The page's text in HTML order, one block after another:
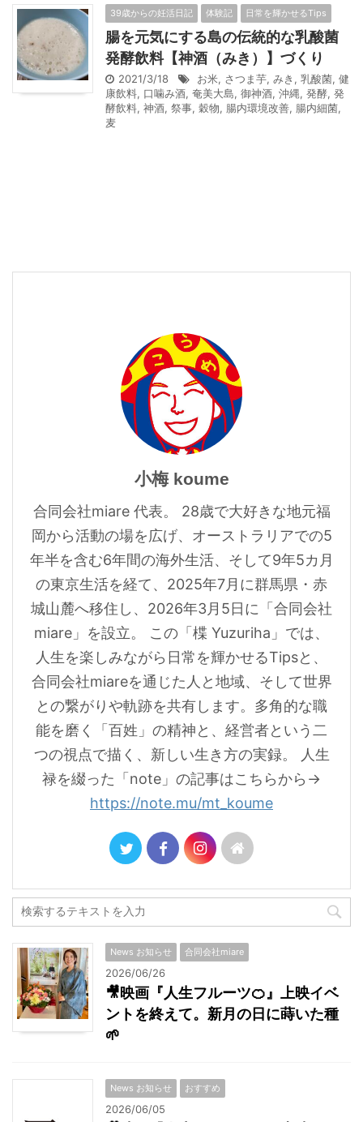
39歳からの妊活日記 体験記 日常を輝かせるTips
腸を元気にする島の伝統的な乳酸菌
発酵飲料【神酒（みき）】づくり
2021/3/18 お米, さつま芋, みき , 乳酸菌, 健
康飲料, 口噛み酒, 奄美大島, 御神酒, 沖縄, 発酵, 発
酵飲料, 神酒, 祭事, 穀物, 腸内環境改善, 腸内細菌,
麦
小梅 koume
合同会社miare 代表。 28歳で大好きな地元福
岡から活動の場を広げ、オーストラリアでの5
年半を含む6年間の海外生活、そして9年5カ月
の東京生活を経て、2025年7月に群馬県・赤
城山麓へ移住し、2026年3月5日に「合同会社
miare」を設立。 この「楪 Yuzuriha」では、
人生を楽しみながら日常を輝かせるTipsと、
合同会社miareを通じた人と地域、そして世界
との繋がりや軌跡を共有します。多角的な職
能を磨く「百姓」の精神と、経営者という二
つの視点で描く、新しい生き方の実録。 人生
禄を綴った「note」の記事はこちらから→
https://note.mu/mt_koume
News お知らせ 合同会社miare
2026/06/26
🎥映画『人生フルーツ🍊』上映イベ
ントを終えて。新月の日に蒔いた種
🌱
News お知らせ おすすめ
2026/06/05